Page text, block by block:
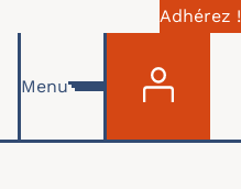
Adhérez !
Menu